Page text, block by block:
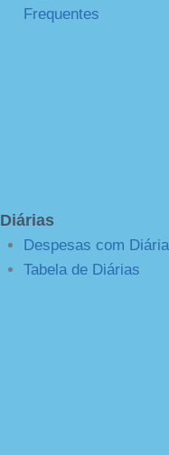
Frequentes
Diárias
Despesas com
Tabela de Diárias